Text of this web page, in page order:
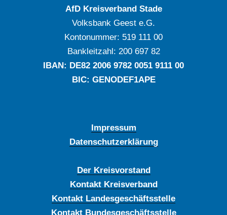
AfD Kreisverband Stade
Volksbank Geest e.G.
Kontonummer: ‍519 111 00
Bankleitzahl: ‍200 697 82
IBAN: DE‍82 ‍2006 ‍9782 ‍0051 ‍9111 ‍00
BIC: GENODEF1APE
Impressum
Datenschutzerklärung
Der Kreisvorstand
Kontakt Kreisverband
Kontakt Landesgeschäftsstelle
Kontakt Bundesgeschäftsstelle